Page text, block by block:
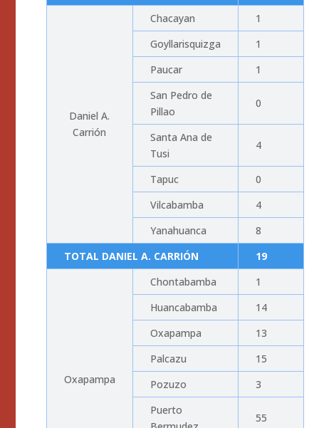
Daniel A.
Carrión
Chacayan
1
Goyllarisquizga
1
Paucar
1
San Pedro de
Pillao
0
Santa Ana de
Tusi
4
Tapuc
0
Vilcabamba
4
Yanahuanca
8
TOTAL DANIEL A. CARRIÓN
19
Oxapampa
Chontabamba
1
Huancabamba
14
Oxapampa
13
Palcazu
15
Pozuzo
3
Puerto
55